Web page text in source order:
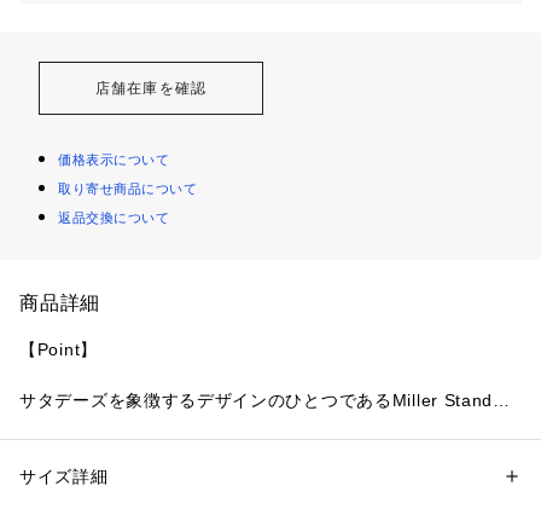
店舗在庫を確認
価格表示について
取り寄せ商品について
返品交換について
商品詳細
【Point】
サタデーズを象徴するデザインのひとつであるMiller Standard
す。性別：レディース
サイズ詳細